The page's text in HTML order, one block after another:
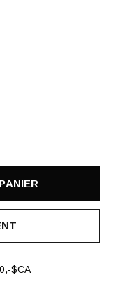
$CA